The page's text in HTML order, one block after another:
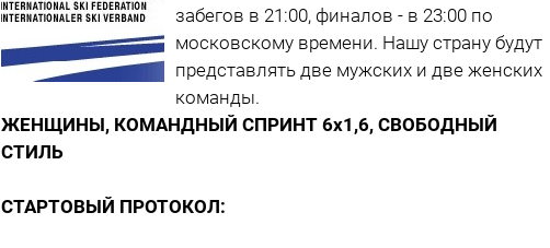
забегов в 21:00, финалов - в 23:00 по
московскому времени. Нашу страну будут
представлять две мужских и две женских
команды.
ЖЕНЩИНЫ, КОМАНДНЫЙ СПРИНТ 6х1,6, СВОБОДНЫЙ
СТИЛЬ
СТАРТОВЫЙ ПРОТОКОЛ: